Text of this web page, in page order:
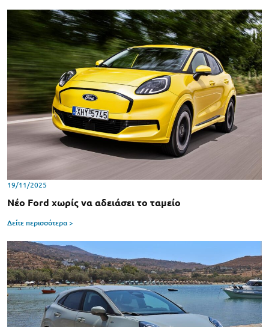
19/11/2025
Νέο Ford χωρίς να αδειάσει το ταμείο
Δείτε περισσότερα >